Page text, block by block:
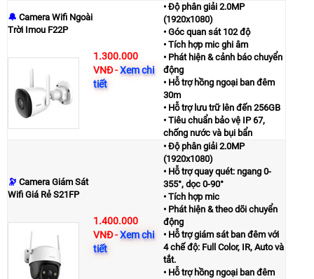
🔔 Camera Wifi Ngoài
Trời Imou F22P
1.300.000
VNĐ-Xem chi
tiết
• Độ phân giải 2.0MP
(1920x1080)
• Góc quan sát 102 độ
• Tích hợp mic ghi âm
• Phát hiện & cảnh báo chuyển
động
• Hỗ trợ hồng ngoại ban đêm
30m
• Hỗ trợ lưu trữ lên đến 256GB
• Tiêu chuẩn bảo vệ IP 67,
chống nước và bụi bẩn
🔭 Camera Giám Sát
Wifi Giá Rẻ S21FP
1.400.000
VNĐ-Xem chi
tiết
• Độ phân giải 2.0MP
(1920x1080)
• Hỗ trợ quay quét: ngang 0-
355°, dọc 0-90°
• Tích hợp mic
• Phát hiện & theo dõi chuyển
động
• Hỗ trợ giám sát ban đêm với
4 chế độ: Full Color, IR, Auto và
tắt.
• Hỗ trợ hồng ngoại ban đêm